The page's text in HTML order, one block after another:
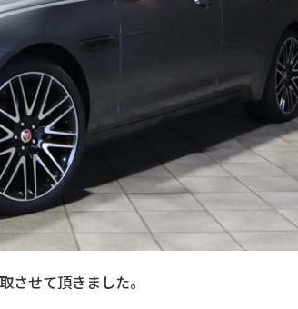
させて頂きました。